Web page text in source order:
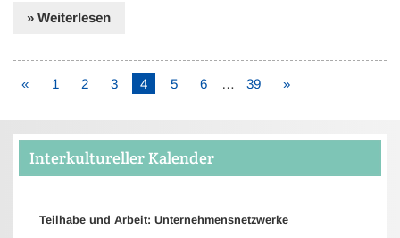
» Weiterlesen
« 1 2 3 4 5 6 … 39 »
Interkultureller Kalender
Teilhabe und Arbeit: Unternehmensnetzwerke